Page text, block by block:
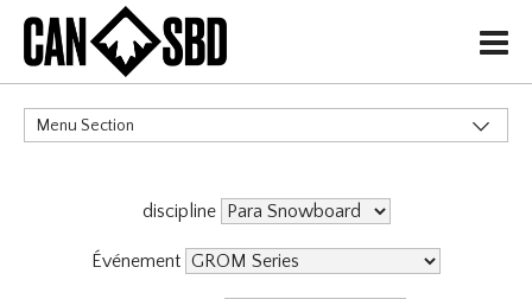
H
Menu Section
discipline
Événement